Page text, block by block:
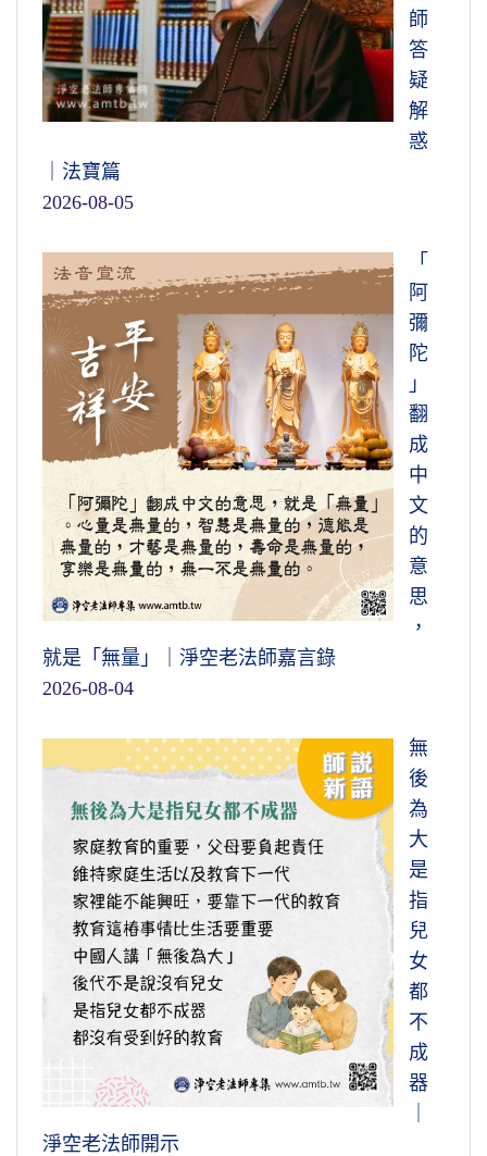
師
答
疑
解
惑
｜法寶篇
2026-08-05
「
阿
彌
陀
」
翻
成
中
文
的
意
思
，
就是「無量」｜淨空老法師嘉言錄
2026-08-04
無
後
為
大
是
指
兒
女
都
不
成
器
淨空老法師開示